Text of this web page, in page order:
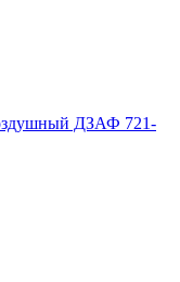
ДЗАФ 721-